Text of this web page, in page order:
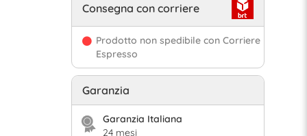
Consegna con corriere
Prodotto non spedibile con Corriere
Espresso
Garanzia
Garanzia Italiana
24 mesi